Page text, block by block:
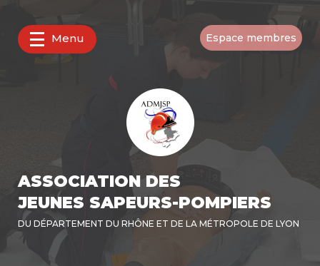
Menu Espace membres
ASSOCIATION DES
JEUNES SAPEURS-POMPIERS
DU DÉPARTEMENT DU RHÔNE ET DE LA MÉTROPOLE DE LYON